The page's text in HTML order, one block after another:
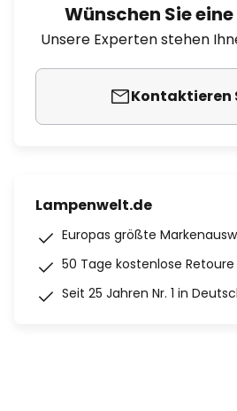
Wünschen Sie
Unsere Experten stehen
Kontaktieren
Lampenwelt.de
Europas größte
50 Tage kostenlose Retoure
Seit 25 Jahren Nr. 1 in